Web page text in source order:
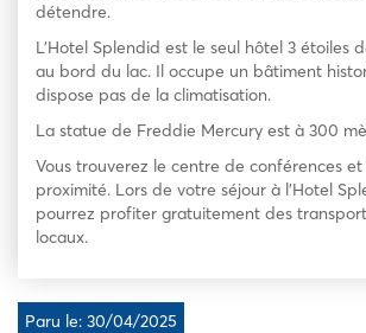
détendre.
L’Hotel Splendid est le seul hôtel 3 étoiles
au bord du lac. Il occupe un bâtiment
dispose pas de la climatisation.
La statue de Freddie Mercury est à 300
Vous trouverez le centre de conférences
proximité. Lors de votre séjour à l’Hotel
pourrez profiter gratuitement des
locaux.
Paru le: 30/04/2025